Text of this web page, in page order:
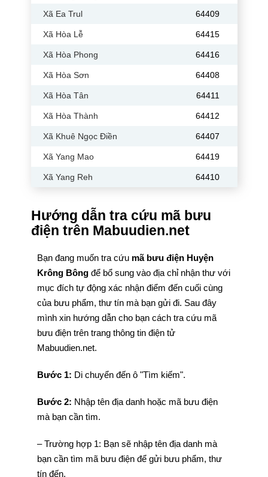
Xã Ea Trul 64409
Xã Hòa Lễ 64415
Xã Hòa Phong 64416
Xã Hòa Sơn 64408
Xã Hòa Tân 64411
Xã Hòa Thành 64412
Xã Khuê Ngọc Điền 64407
Xã Yang Mao 64419
Xã Yang Reh 64410
Hướng dẫn tra cứu mã bưu
điện trên Mabuudien.net
Bạn đang muốn tra cứu mã bưu điện Huyện
Krông Bông để bổ sung vào địa chỉ nhận thư với
mục đích tự động xác nhận điểm đến cuối cùng
của bưu phẩm, thư tín mà bạn gửi đi. Sau đây
mình xin hướng dẫn cho bạn cách tra cứu mã
bưu điện trên trang thông tin điện tử
Mabuudien.net.
Bước 1: Di chuyển đến ô "Tìm kiếm".
Bước 2: Nhập tên địa danh hoặc mã bưu điện
mà bạn cần tìm.
– Trường hợp 1: Bạn sẽ nhập tên địa danh mà
bạn cần tìm mã bưu điện để gửi bưu phẩm, thư
tín đến.